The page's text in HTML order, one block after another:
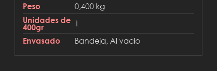
Peso 0,400 kg
Unidades de
400gr 1
Envasado Bandeja, Al vacío